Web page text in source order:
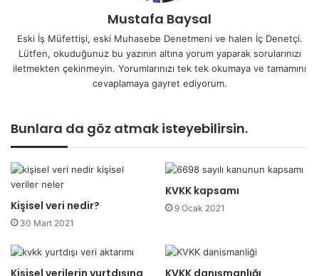
Mustafa Baysal
Eski İş Müfettişi, eski Muhasebe Denetmeni ve halen İç Denetçi.
Lütfen, okuduğunuz bu yazının altına yorum yaparak sorularınızı
iletmekten çekinmeyin. Yorumlarınızı tek tek okumaya ve tamamını
cevaplamaya gayret ediyorum.
Bunlara da göz atmak isteyebilirsin.
Kişisel veri nedir?
30 Mart 2021
KVKK kapsamı
9 Ocak 2021